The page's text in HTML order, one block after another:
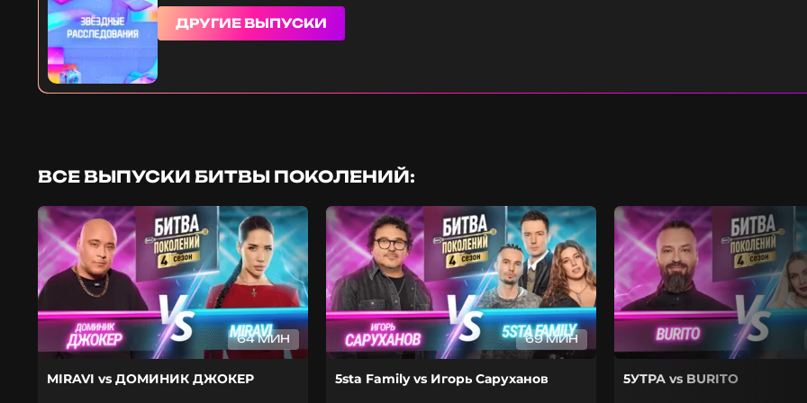
ДРУГИЕ ВЫПУСКИ
ВСЕ ВЫПУСКИ БИТВЫ ПОКОЛЕНИЙ:
64 МИН
MIRAVI vs ДОМИНИК ДЖОКЕР
69 МИН
5sta Family vs Игорь Саруханов 5УТРА vs BURITO